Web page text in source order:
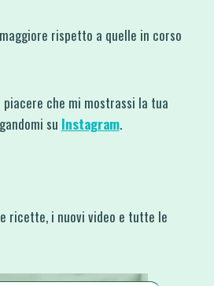
rispetto a quelle in corso
che mi mostrassi la tua
su Instagram.
ricette, i nuovi video e tutte le